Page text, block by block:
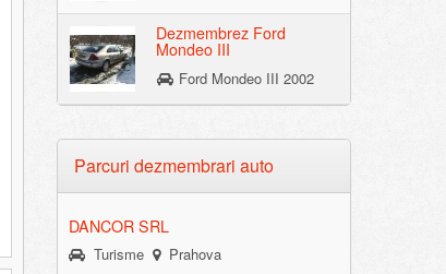
Dezmembrez Ford
Mondeo III
Ford Mondeo III 2002
Parcuri dezmembrari auto
DANCOR SRL
Turisme Prahova